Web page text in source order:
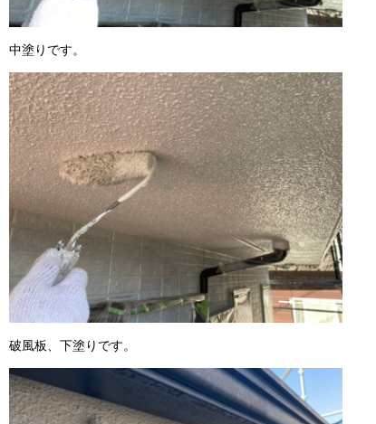
中塗りです。
破風板、下塗りです。